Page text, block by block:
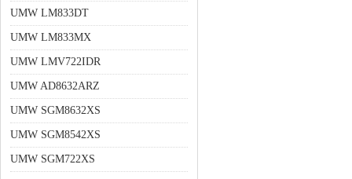
UMW LM833DT
UMW LM833MX
UMW LMV722IDR
UMW AD8632ARZ
UMW SGM8632XS
UMW SGM8542XS
UMW SGM722XS